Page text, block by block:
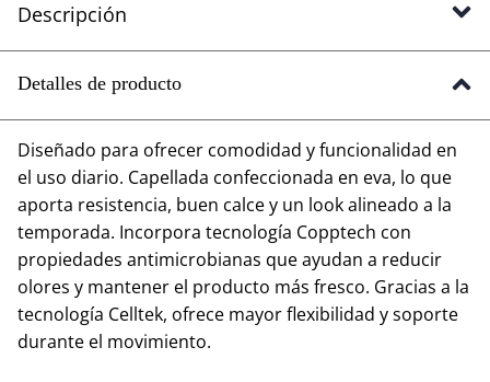
Descripción
Detalles de producto
Diseñado para ofrecer comodidad y funcionalidad en
el uso diario. Capellada confeccionada en eva, lo que
aporta resistencia, buen calce y un look alineado a la
temporada. Incorpora tecnología Copptech con
propiedades antimicrobianas que ayudan a reducir
olores y mantener el producto más fresco. Gracias a la
tecnología Celltek, ofrece mayor flexibilidad y soporte
durante el movimiento.